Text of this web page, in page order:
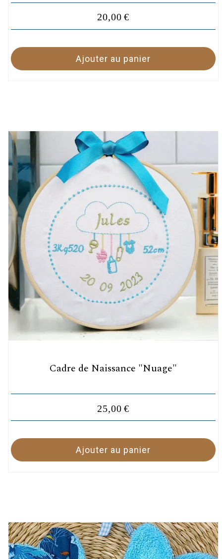
20,00 €
Ajouter au panier
Cadre de Naissance "Nuage"
25,00 €
Ajouter au panier